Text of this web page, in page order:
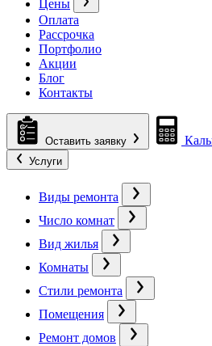
Цены
Оплата
Рассрочка
Портфолио
Акции
Блог
Контакты
Оставить заявку
Услуги
Виды ремонта
Число комнат
Вид жилья
Комнаты
Стили ремонта
Помещения
Ремонт домов